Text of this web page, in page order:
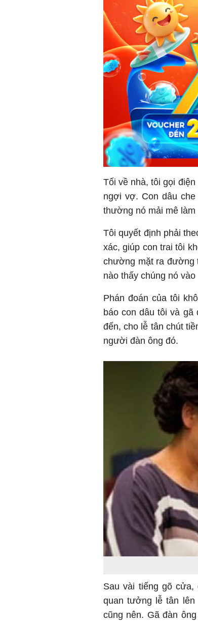
Tối về nhà, tôi gọi
ngợi vợ. Con dâu
thường nó mải mê
Tôi quyết định phải
xác, giúp con trai tôi
chường mặt ra đường
nào thấy chúng nó
Phán đoán của tôi
báo con dâu tôi và gã
đến, cho lễ tân chút
người đàn ông đó.
Sau vài tiếng gõ
quan tưởng lễ tân
cũng nên. Gã đàn